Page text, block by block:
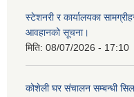
स्टेशनरी र कार्यालयका
आवहानको सूचना।
मिति: 08/07/2026 - 17:10
कोशेली घर संचालन सम्बन्धी